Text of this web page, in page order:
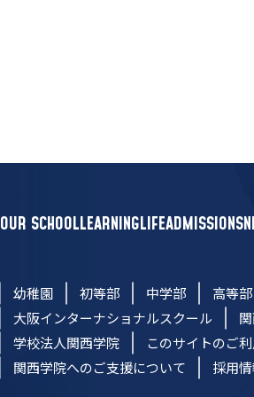
OUR SCHOOLLEARNINGLIFEADMISSIONS
幼稚園 初等部 中学部 高等部
大阪インターナショナルスクール
学校法人関西学院
このサイトのご
関西学院へのご支援について
採用